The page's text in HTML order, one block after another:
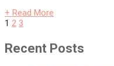
+ Read More
Posts
pagination
1 2 3
Recent Posts